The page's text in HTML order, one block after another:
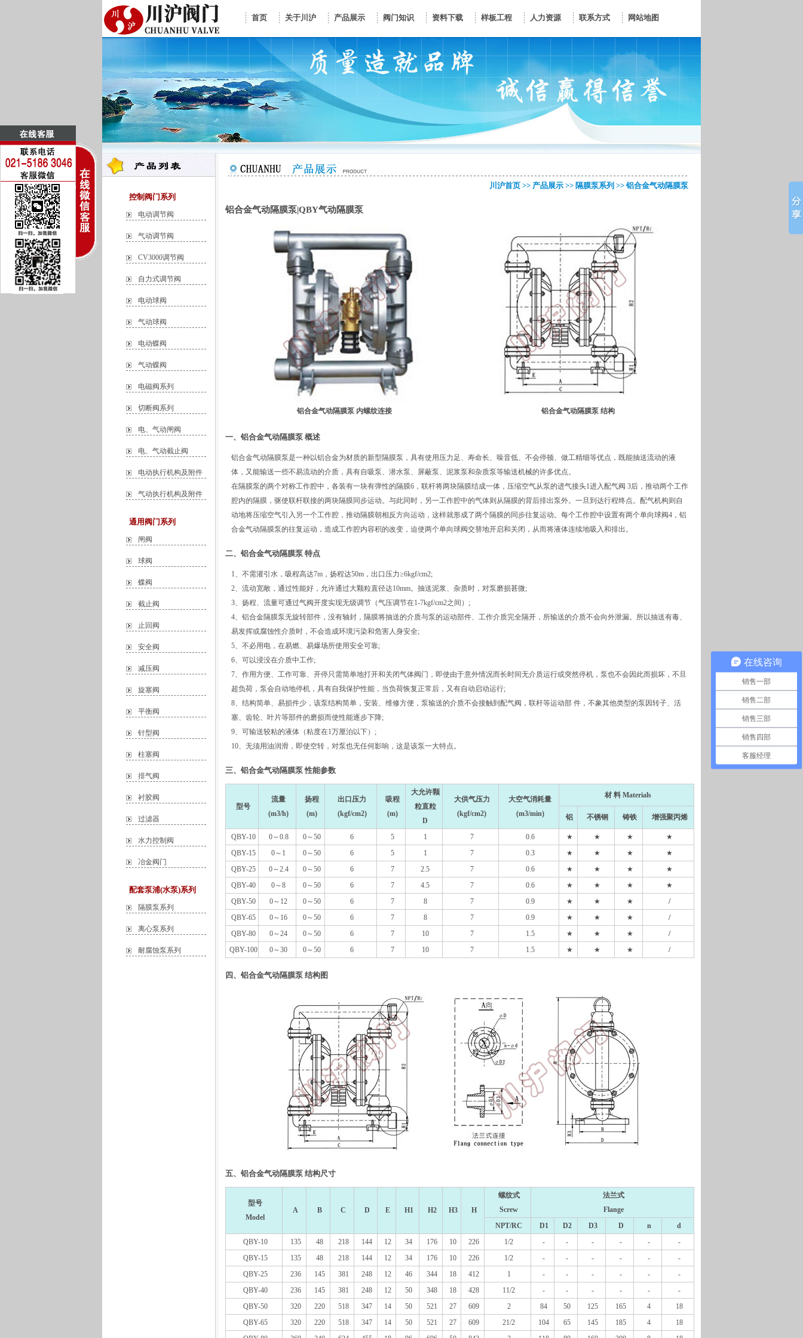
首页 关于川沪 产品展示 阀门知识 资料下载 样板工程 人力资源 联系方式 网站地图
控制阀门系列
电动调节阀
气动调节阀
CV3000调节阀
自力式调节阀
电动球阀
气动球阀
电动蝶阀
气动蝶阀
电磁阀系列
切断阀系列
电、气动闸阀
电、气动截止阀
电动执行机构及附件
气动执行机构及附件
通用阀门系列
闸阀
球阀
蝶阀
截止阀
止回阀
安全阀
减压阀
旋塞阀
平衡阀
针型阀
柱塞阀
排气阀
衬胶阀
过滤器
水力控制阀
冶金阀门
配套泵浦(水泵)系列
隔膜泵系列
离心泵系列
耐腐蚀泵系列
川沪首页 >> 产品展示 >> 隔膜泵系列 >> 铝合金气动隔膜泵
铝合金气动隔膜泵|QBY气动隔膜泵
铝合金气动隔膜泵 内螺纹连接 铝合金气动隔膜泵 结构
一、铝合金气动隔膜泵 概述
铝合金气动隔膜泵是一种以铝合金为材质的新型隔膜泵，具有使用压力足、寿命长、噪音低、不会停顿、做工精细等优点，既能抽送流动的液
体，又能输送一些不易流动的介质，具有自吸泵、潜水泵、屏蔽泵、泥浆泵和杂质泵等输送机械的许多优点。
在隔膜泵的两个对称工作腔中，各装有一块有弹性的隔膜6，联杆将两块隔膜结成一体，压缩空气从泵的进气接头1进入配气阀 3后，推动两个工作
腔内的隔膜，驱使联杆联接的两块隔膜同步运动。与此同时，另一工作腔中的气体则从隔膜的背后排出泵外。一旦到达行程终点。配气机构则自
动地将压缩空气引入另一个工作腔，推动隔膜朝相反方向运动，这样就形成了两个隔膜的同步往复运动。每个工作腔中设置有两个单向球阀4，铝
合金气动隔膜泵的往复运动，造成工作腔内容积的改变，迫使两个单向球阀交替地开启和关闭，从而将液体连续地吸入和排出。
二、铝合金气动隔膜泵 特点
1、不需灌引水，吸程高达7m，扬程达50m，出口压力≥6kgf/cm2;
2、流动宽敞，通过性能好，允许通过大颗粒直径达10mm。抽送泥浆、杂质时，对泵磨损甚微;
3、扬程、流量可通过气阀开度实现无级调节（气压调节在1-7kgf/cm2之间）;
4、铝合金隔膜泵无旋转部件，没有轴封，隔膜将抽送的介质与泵的运动部件、工作介质完全隔开，所输送的介质不会向外泄漏。所以抽送有毒、
易发挥或腐蚀性介质时，不会造成环境污染和危害人身安全;
5、不必用电，在易燃、易爆场所使用安全可靠;
6、可以浸没在介质中工作;
7、作用方便、工作可靠、开停只需简单地打开和关闭气体阀门，即使由于意外情况而长时间无介质运行或突然停机，泵也不会因此而损坏，不旦
超负荷，泵会自动地停机，具有自我保护性能，当负荷恢复正常后，又有自动启动运行;
8、结构简单、易损件少，该泵结构简单，安装、维修方便，泵输送的介质不会接触到配气阀，联杆等运动部 件，不象其他类型的泵因转子、活
塞、齿轮、叶片等部件的磨损而使性能逐步下降;
9、可输送较粘的液体（粘度在1万厘泊以下）;
10、无须用油润滑，即使空转，对泵也无任何影响，这是该泵一大特点。
三、铝合金气动隔膜泵 性能参数
型号
流量
(m3/h)
扬程
(m)
出口压力
(kgf/cm2)
吸程
(m)
大允许颗
粒直粒
D
大供气压力
(kgf/cm2)
大空气消耗量
(m3/min)
材 料 Materials
铝 不锈钢 铸铁 增强聚丙烯
QBY-10 0～0.8 0～50 6 5 1 7 0.6 ★ ★ ★
★
QBY-15
0～1 0～50 6 5 1 7 0.3 ★ ★ ★
★
QBY-25
0～2.4 0～50 6 7 2.5 7 0.6 ★ ★ ★
★
QBY-40
0～8 0～50 6 7 4.5 7 0.6 ★ ★ ★
★
QBY-50
0～12 0～50 6 7 8 7 0.9 ★ ★ ★
/
QBY-65
0～16 0～50 6 7 8 7 0.9 ★ ★ ★
/
QBY-80
0～24 0～50 6 7 10 7 1.5 ★ ★ ★
/
QBY-100
0～30 0～50 6 7 10 7 1.5 ★ ★ ★ /
四、铝合金气动隔膜泵 结构图
五、铝合金气动隔膜泵 结构尺寸
型号
Model
A B C D E H1 H2 H3 H
螺纹式
Screw
法兰式
Flange
NPT/RC
D1 D2 D3 D n
d
QBY-10
135 48 218 144 12 34 176 10 226 1/2 - - - - -
-
QBY-15
135 48 218 144 12 34 176 10 226 1/2 - - - - -
-
QBY-25
236 145 381 248 12 46 344 18 412 1 - - - - -
-
QBY-40
236 145 381 248 12 50 348 18 428 11/2 - - - - -
-
QBY-50
320 220 518 347 14 50 521 27 609 2 84 50 125 165 4
18
QBY-65
320 220 518 347 14 50 521 27 609 21/2 104 65 145 185 4
18
在线咨询
销售一部
销售二部
销售三部
销售四部
客服经理